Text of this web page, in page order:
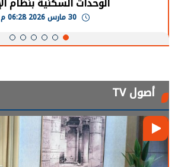
أصول TV